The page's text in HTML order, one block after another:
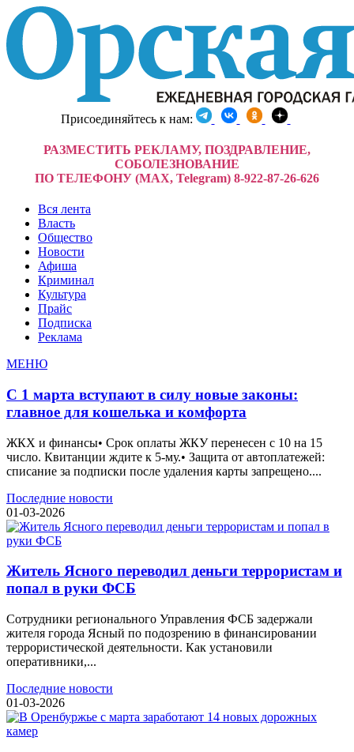
Присоединяйтесь к нам:
РАЗМЕСТИТЬ РЕКЛАМУ, ПОЗДРАВЛЕНИЕ,
СОБОЛЕЗНОВАНИЕ
ПО ТЕЛЕФОНУ (MAX, Telegram) 8-922-87-26-626
Вся лента
Власть
Общество
Новости
Афиша
Криминал
Культура
Прайс
Подписка
Реклама
МЕНЮ
С 1 марта вступают в силу новые законы:
главное для кошелька и комфорта
ЖКХ и финансы• Срок оплаты ЖКУ перенесен с 10 на 15
число. Квитанции ждите к 5-му.• Защита от автоплатежей:
списание за подписки после удаления карты запрещено....
Последние новости
01-03-2026
Житель Ясного переводил деньги террористам и
попал в руки ФСБ
Сотрудники регионального Управления ФСБ задержали
жителя города Ясный по подозрению в финансировании
террористической деятельности. Как установили
оперативники,...
Последние новости
01-03-2026